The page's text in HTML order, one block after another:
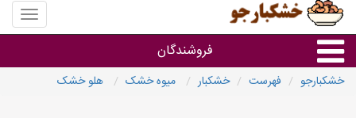
منوی
سایت
فروشندگان
خشکبارجو فهرست خشکبار میوه خشک هلو خشک